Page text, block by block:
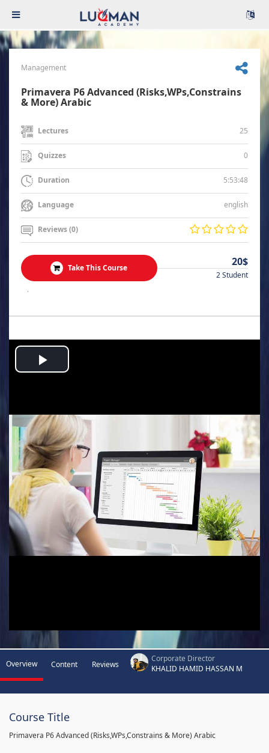
Management
Primavera P6 Advanced (Risks,WPs,Constrains
& More) Arabic
Lectures 25
Quizzes 0
Duration 5:53:48
Language english
Reviews (0)
Take This Course 20$
2 Student
.
Play
Overview Content Reviews
Corporate Director
KHALID HAMID HASSAN M
Course Title
Primavera P6 Advanced (Risks,WPs,Constrains & More) Arabic